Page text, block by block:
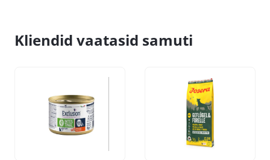
Kliendid vaatasid samuti